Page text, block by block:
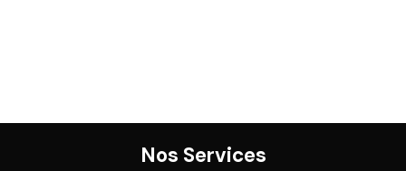
Nos Services